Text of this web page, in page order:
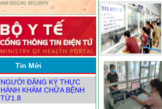
Tin Mới
NGƯỜI ĐĂNG KÝ THỰC
HÀNH KHÁM CHỮA BỆNH
TỪ1.8